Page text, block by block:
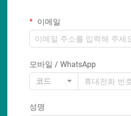
이메일
모바일 / WhatsApp
코드
성명